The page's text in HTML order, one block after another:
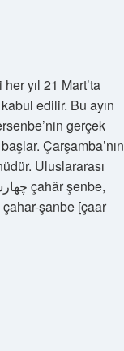
yıl 21 Mart’ta
edilir. Bu ayın
gerçek
Çarşamba’nın
Uluslararası
çahar-şanbe [çaar